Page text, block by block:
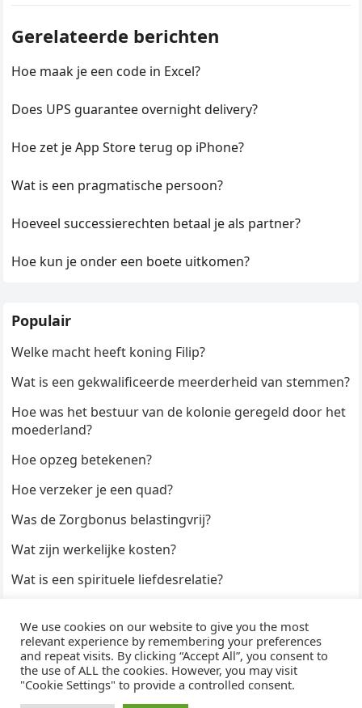
Gerelateerde berichten
Hoe maak je een code in Excel?
Does UPS guarantee overnight delivery?
Hoe zet je App Store terug op iPhone?
Wat is een pragmatische persoon?
Hoeveel successierechten betaal je als partner?
Hoe kun je onder een boete uitkomen?
Populair
Welke macht heeft koning Filip?
Wat is een gekwalificeerde meerderheid van stemmen?
Hoe was het bestuur van de kolonie geregeld door het
moederland?
Hoe opzeg betekenen?
Hoe verzeker je een quad?
Was de Zorgbonus belastingvrij?
Wat zijn werkelijke kosten?
Wat is een spirituele liefdesrelatie?
Hoe duur zijn Keukendeurtjes?
© 2026WijzeAntwoorden- Thema doorWPEnjoy· Aangedreven door
We use cookies on our website to give you the most
relevant experience by remembering your preferences
and repeat visits. By clicking “Accept All”, you consent to
the use of ALL the cookies. However, you may visit
"Cookie Settings" to provide a controlled consent.